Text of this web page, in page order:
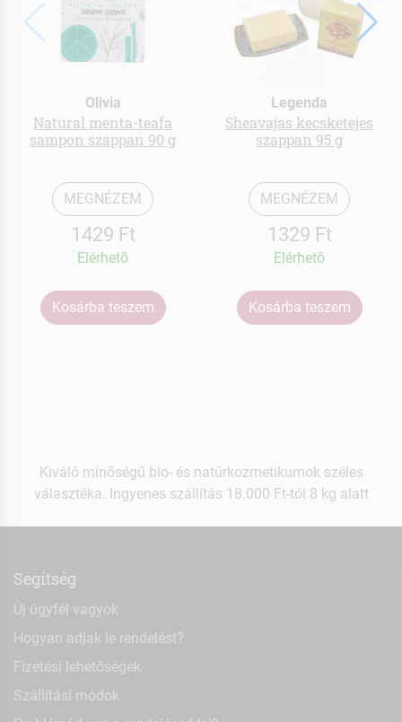
Olivia
Natural menta-teafa
sampon szappan 90 g
MEGNÉZEM
1429 Ft
Elérhetõ
Kosárba teszem
Legenda
Sheavajas kecsketejes
szappan 95 g
MEGNÉZEM
1329 Ft
Elérhetõ
Kosárba teszem
Kiváló minőségű bio- és natúrkozmetikumok széles
választéka. Ingyenes szállítás 18.000 Ft-tól 8 kg alatt
Segítség
Új ügyfél vagyok
Hogyan adjak le rendelést?
Fizetési lehetőségek
Szállítási módok